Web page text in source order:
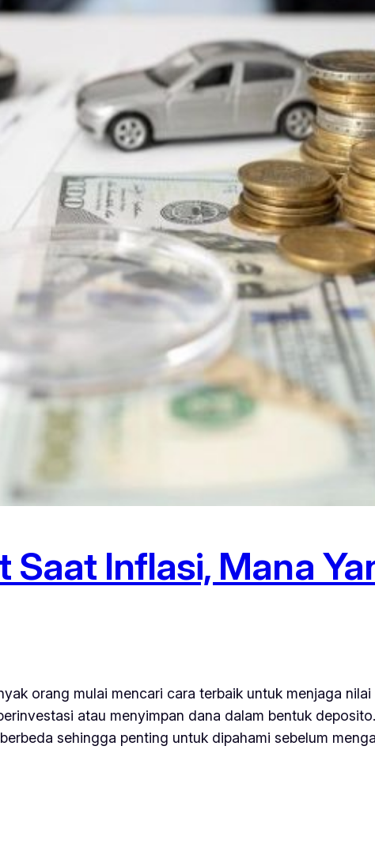
Saat Inflasi, Mana
orang mulai mencari cara terbaik untuk menjaga
atau menyimpan dana dalam bentuk
sehingga penting untuk dipahami sebelum